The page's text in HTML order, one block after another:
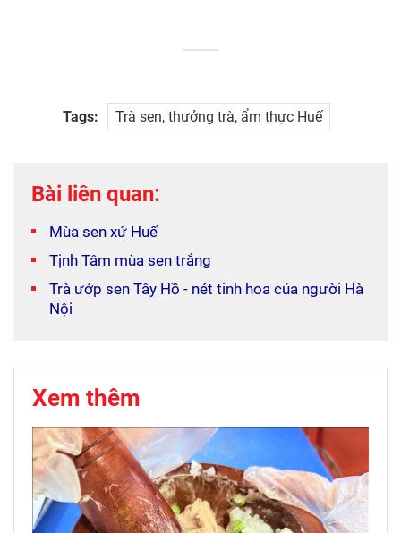
Tags: Trà sen, thưởng trà, ẩm thực Huế
Bài liên quan:
Mùa sen xứ Huế
Tịnh Tâm mùa sen trắng
Trà ướp sen Tây Hồ - nét tinh hoa của người Hà
Nội
Xem thêm